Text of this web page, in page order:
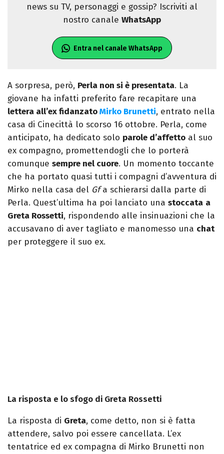
news su TV, personaggi e gossip? Iscriviti al
nostro canale WhatsApp
Entra nel canale WhatsApp
A sorpresa, però, Perla non si è presentata. La
giovane ha infatti preferito fare recapitare una
lettera all’ex fidanzatoMirko Brunetti, entrato nella
casa di Cinecittà lo scorso 16 ottobre. Perla, come
anticipato, ha dedicato solo parole d’affetto al suo
ex compagno, promettendogli che lo porterà
comunque sempre nel cuore. Un momento toccante
che ha portato quasi tutti i compagni d’avventura di
Mirko nella casa del Gfa schierarsi dalla parte di
Perla. Quest’ultima ha poi lanciato una stoccata a
Greta Rossetti, rispondendo alle insinuazioni che la
accusavano di aver tagliato e manomesso una chat
per proteggere il suo ex.
La risposta e lo sfogo di Greta Rossetti
La risposta di Greta, come detto, non si è fatta
attendere, salvo poi essere cancellata. L’ex
tentatrice ed ex compagna di Mirko Brunetti non